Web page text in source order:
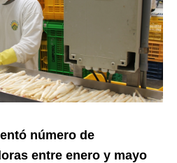
número de
entre enero y mayo